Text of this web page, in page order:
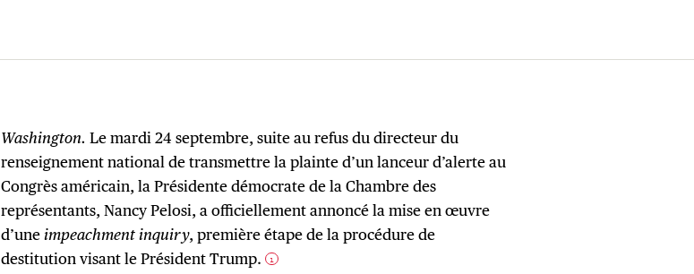
Washington.Le mardi 24 septembre, suite au refus du directeur du
renseignement national de transmettre la plainte d’un lanceur d’alerte au
Congrès américain, la Présidente démocrate de la Chambre des
représentants, Nancy Pelosi, a officiellement annoncé la mise en œuvre
d’uneimpeachment inquiry, première étape de la procédure de
destitution visant le Président Trump. 1